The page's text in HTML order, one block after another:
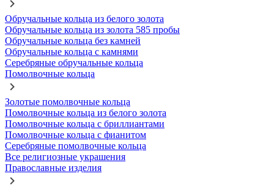
Обручальные кольца из белого золота
Обручальные кольца из золота 585 пробы
Обручальные кольца без камней
Обручальные кольца с камнями
Серебряные обручальные кольца
Помолвочные кольца
Золотые помолвочные кольца
Помолвочные кольца из белого золота
Помолвочные кольца с бриллиантами
Помолвочные кольца с фианитом
Серебряные помолвочные кольца
Все религиозные украшения
Православные изделия